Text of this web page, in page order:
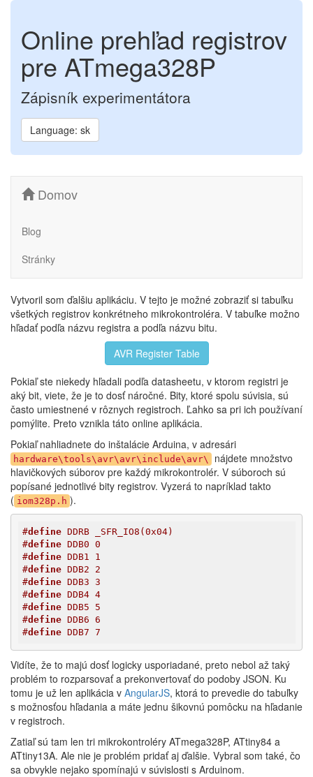
Online prehľad registrov
pre ATmega328P
Zápisník experimentátora
Language: sk
Domov
Blog
Stránky
Vytvoril som ďalšiu aplikáciu. V tejto je možné zobraziť si tabuľku
všetkých registrov konkrétneho mikrokontroléra. V tabuľke možno
hľadať podľa názvu registra a podľa názvu bitu.
AVR Register Table
Pokiaľ ste niekedy hľadali podľa datasheetu, v ktorom registri je
aký bit, viete, že je to dosť náročné. Bity, ktoré spolu súvisia, sú
často umiestnené v rôznych registroch. Ľahko sa pri ich používaní
pomýlite. Preto vznikla táto online aplikácia.
Pokiaľ nahliadnete do inštalácie Arduina, v adresári
hardware\tools\avr\avr\include\avr\
nájdete množstvo
hlavičkových súborov pre každý mikrokontrolér. V súboroch sú
popísané jednotlivé bity registrov. Vyzerá to napríklad takto
( iom328p.h ).
#define DDRB _SFR_IO8(0x04)
#define DDB0 0
#define DDB1 1
#define DDB2 2
#define DDB3 3
#define DDB4 4
#define DDB5 5
#define DDB6 6
#define DDB7 7
Vidíte, že to majú dosť logicky usporiadané, preto nebol až taký
problém to rozparsovať a prekonvertovať do podoby JSON. Ku
tomu je už len aplikácia v AngularJS, ktorá to prevedie do tabuľky
s možnosťou hľadania a máte jednu šikovnú pomôcku na hľadanie
v registroch.
Zatiaľ sú tam len tri mikrokontroléry ATmega328P, ATtiny84 a
ATtiny13A. Ale nie je problém pridať aj ďalšie. Vybral som také, čo
sa obvykle nejako spomínajú v súvislosti s Arduinom.